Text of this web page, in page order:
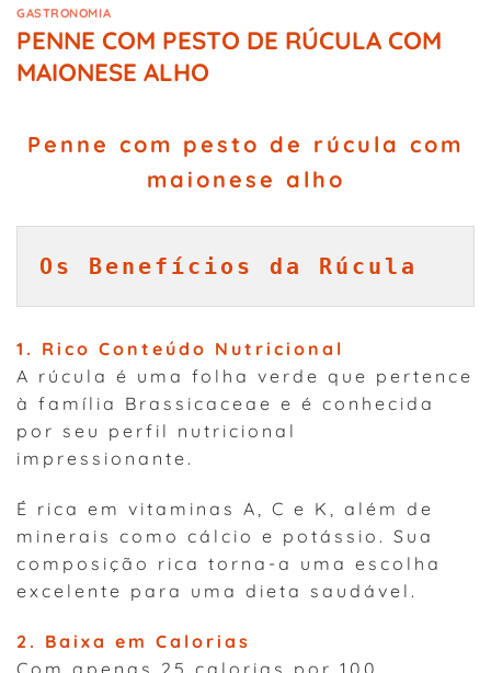
GASTRONOMIA
PENNE COM PESTO DE RÚCULA COM
MAIONESE ALHO
Penne com pesto de rúcula com
maionese alho
Os Benefícios da Rúcula
1. Rico Conteúdo Nutricional
A rúcula é uma folha verde que pertence
à família Brassicaceae e é conhecida
por seu perfil nutricional
impressionante.
É rica em vitaminas A, C e K, além de
minerais como cálcio e potássio. Sua
composição rica torna-a uma escolha
excelente para uma dieta saudável.
2. Baixa em Calorias
Com apenas 25 calorias por 100